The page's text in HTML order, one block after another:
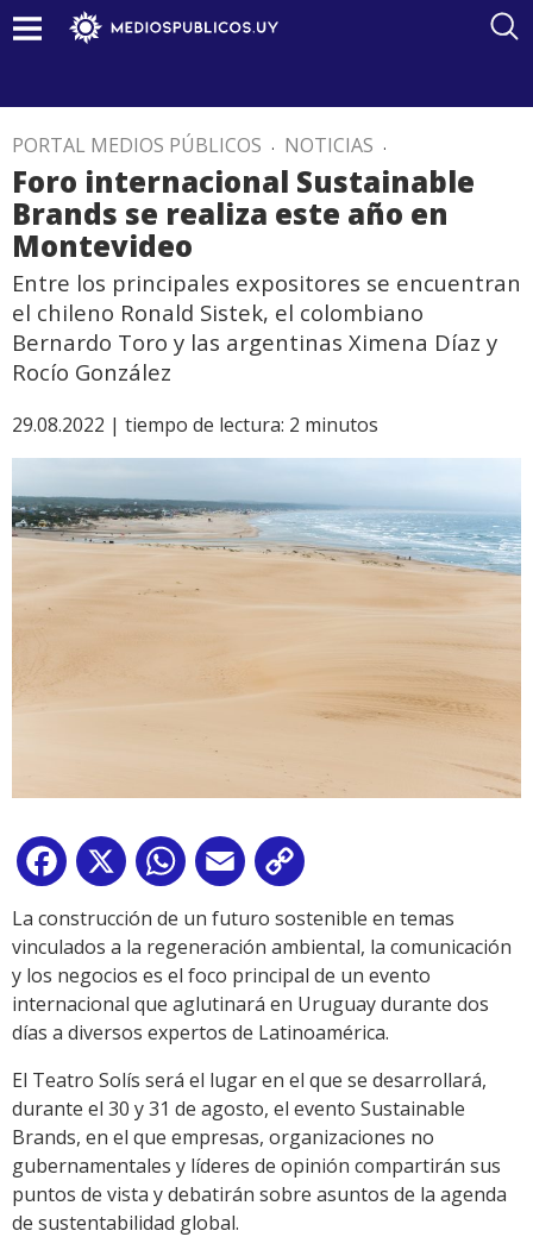
PORTAL MEDIOS PÚBLICOS . NOTICIAS .
Foro internacional Sustainable
Brands se realiza este año en
Montevideo
Entre los principales expositores se encuentran
el chileno Ronald Sistek, el colombiano
Bernardo Toro y las argentinas Ximena Díaz y
Rocío González
29.08.2022 | tiempo de lectura: 2 minutos
Facebook
X WhatsApp
Email
Link
La construcción de un futuro sostenible en temas
vinculados a la regeneración ambiental, la comunicación
y los negocios es el foco principal de un evento
internacional que aglutinará en Uruguay durante dos
días a diversos expertos de Latinoamérica.
El Teatro Solís será el lugar en el que se desarrollará,
durante el 30 y 31 de agosto, el evento Sustainable
Brands, en el que empresas, organizaciones no
gubernamentales y líderes de opinión compartirán sus
puntos de vista y debatirán sobre asuntos de la agenda
de sustentabilidad global.